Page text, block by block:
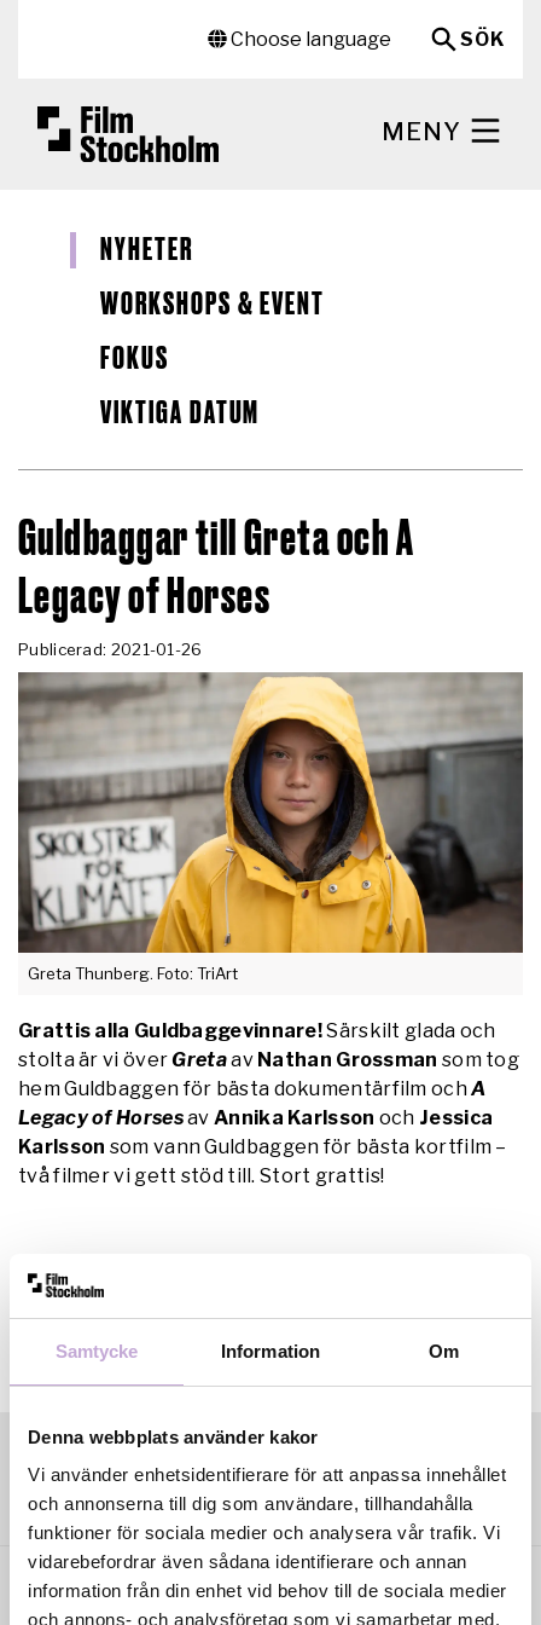
Samtycke Information Om
Denna webbplats använder kakor
Vi använder enhetsidentifierare för att anpassa innehållet
och annonserna till dig som användare, tillhandahålla
funktioner för sociala medier och analysera vår trafik. Vi
vidarebefordrar även sådana identifierare och annan
information från din enhet vid behov till de sociala medier
och annons- och analysföretag som vi samarbetar med.
Choose language
SÖK
MENY
NYHETER
WORKSHOPS & EVENT
FOKUS
VIKTIGA DATUM
Guldbaggar till Greta och A
Legacy of Horses
Publicerad: 2021-01-26
Greta Thunberg. Foto: TriArt
Grattis alla Guldbaggevinnare!Särskilt glada och
stolta är vi överGretaav Nathan Grossman som tog
hem Guldbaggen för bästa dokumentärfilm ochA
Legacy of Horsesav Annika Karlsson och Jessica
Karlsson som vann Guldbaggen för bästa kortfilm –
två filmer vi gett stöd till. Stort grattis!